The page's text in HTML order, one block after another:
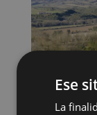
Ese
La